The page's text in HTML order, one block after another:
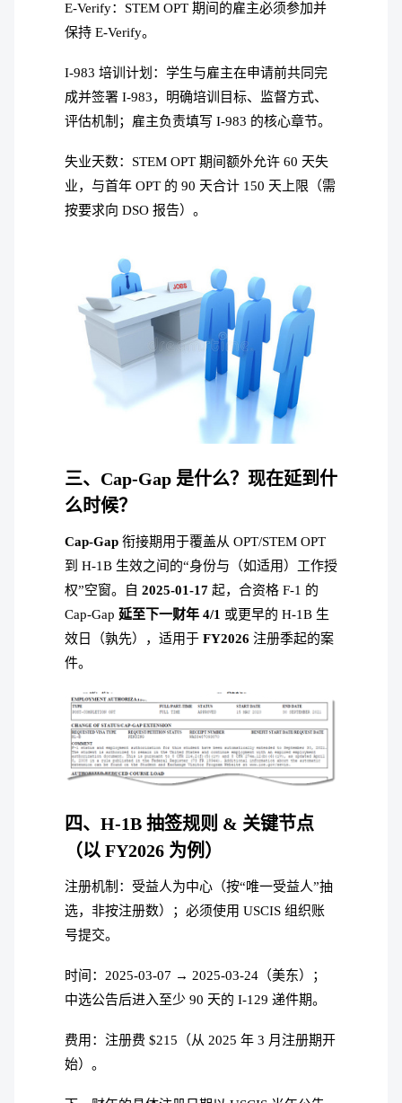
E-Verify：STEM OPT 期间的雇主必须参加并
保持 E-Verify。
I-983 培训计划：学生与雇主在申请前共同完
成并签署 I-983，明确培训目标、监督方式、
评估机制；雇主负责填写 I-983 的核心章节。
失业天数：STEM OPT 期间额外允许 60 天失
业，与首年 OPT 的 90 天合计 150 天上限（需
按要求向 DSO 报告）。
三、Cap-Gap 是什么？现在延到什
么时候？
Cap-Gap 衔接期用于覆盖从 OPT/STEM OPT
到 H-1B 生效之间的“身份与（如适用）工作授
权”空窗。自 2025-01-17 起，合资格 F-1 的
Cap-Gap 延至下一财年 4/1 或更早的 H-1B 生
效日（孰先），适用于 FY2026 注册季起的案
件。
四、H-1B 抽签规则 & 关键节点
（以 FY2026 为例）
注册机制：受益人为中心（按“唯一受益人”抽
选，非按注册数）；必须使用 USCIS 组织账
号提交。
时间：2025-03-07 → 2025-03-24（美东）；
中选公告后进入至少 90 天的 I-129 递件期。
费用：注册费 $215（从 2025 年 3 月注册期开
始）。